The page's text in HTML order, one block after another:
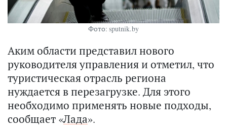
Фото: sputnik.by
Аким области представил нового
руководителя управления и отметил, что
туристическая отрасль региона
нуждается в перезагрузке. Для этого
необходимо применять новые подходы,
сообщает «Лада».